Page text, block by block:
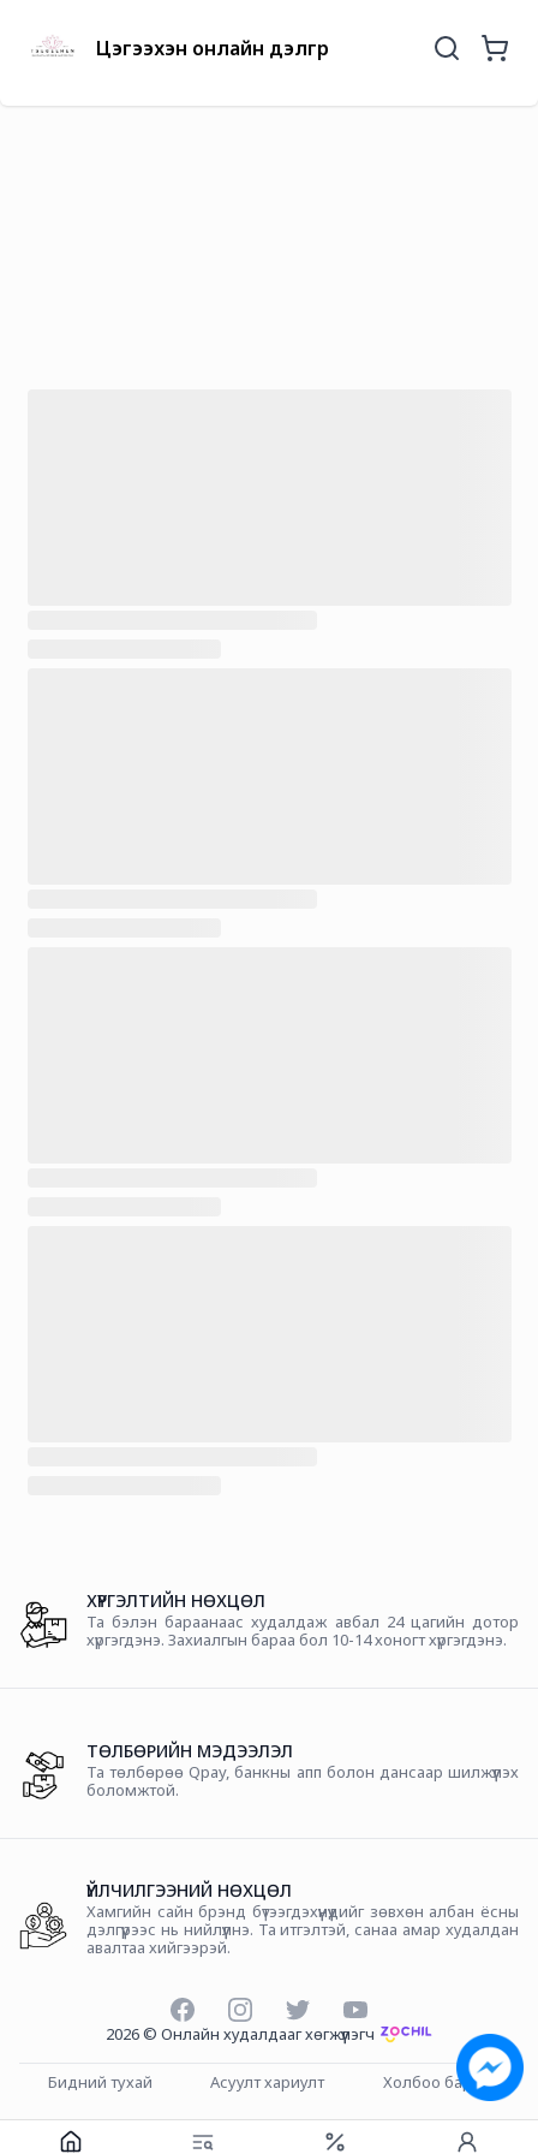
Цэгээхэн онлайн дэлгүүр
Та бэлэн бараанаас худалдаж авбал 24 цагийн дотор
хүргэгдэнэ. Захиалгын бараа бол 10-14 хоногт хүргэгдэнэ.
ХҮРГЭЛТИЙН НӨХЦӨЛ
Та төлбөрөө Qpay, банкны апп болон дансаар шилжүүлэх
боломжтой.
ТӨЛБӨРИЙН МЭДЭЭЛЭЛ
Хамгийн сайн брэнд бүтээгдэхүүнүүдийг зөвхөн албан ёсны
дэлгүүрээс нь нийлүүлнэ. Та итгэлтэй, санаа амар худалдан
авалтаа хийгээрэй.
ҮЙЛЧИЛГЭЭНИЙ НӨХЦӨЛ
FacebookInstagramTwitterYouTube
2026© Онлайн худалдааг хөгжүүлэгч
Бидний тухай Асуулт хариулт Холбоо барих